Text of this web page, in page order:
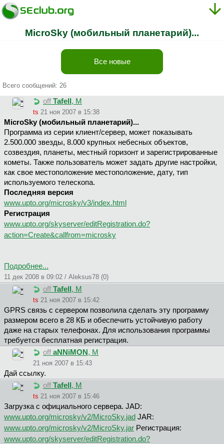
MicroSky (мобильный планетарий)...
Все новые
Всего сообщений: 26
off Tafell , М
ts 21 ноя 2007 в 15:38
MicroSky (мобильный планетарий)...
Программа из серии клиент/сервер, может показывать
2.500.000 звезды, 8.000 крупных небесных объектов,
созвездия, планеты, местный горизонт и зарегистрированные
кометы. Также пользователь может задать другие настройки,
как свое местоположение местоположение, дату, тип
используемого телескопа.
Последняя версия
www.upto.org/microsky/v3/index.html
Регистрация
www.upto.org/skyserver/editRegistration.do?
action=Create&callfrom=microsky
Подробнее...
11 дек 2008 в 09:02 / Aleksus78 (0)
off Tafell , М
ts 21 ноя 2007 в 15:42
GPRS связь с сервером позволила сделать эту программу
размером всего в 28 КБ и обеспечить устойчивую работу
даже на старых телефонах. Для использования программы
требуется бесплатная регистрация.
off aNNiMON , М
21 ноя 2007 в 15:43
Дай ссылку.
off Tafell , М
ts 21 ноя 2007 в 15:46
Загрузка с официального сервера. JAD:
www.upto.org/microsky/v2/MicroSky.jad JAR:
www.upto.org/microsky/v2/MicroSky.jar Pегистрация:
www.upto.org/skyserver/editRegistration.do?